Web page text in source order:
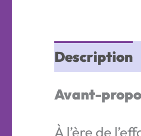
Description
Avant-
À l’ère de